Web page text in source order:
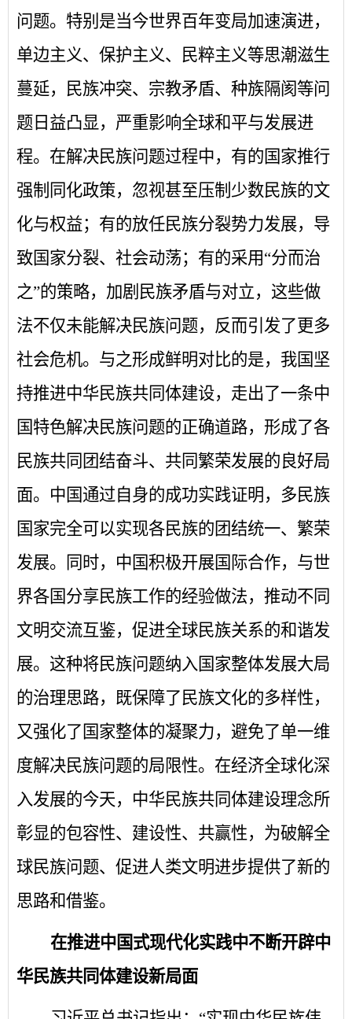
问题。特别是当今世界百年变局加速演进，
单边主义、保护主义、民粹主义等思潮滋生
蔓延，民族冲突、宗教矛盾、种族隔阂等问
题日益凸显，严重影响全球和平与发展进
程。在解决民族问题过程中，有的国家推行
强制同化政策，忽视甚至压制少数民族的文
化与权益；有的放任民族分裂势力发展，导
致国家分裂、社会动荡；有的采用“分而治
之”的策略，加剧民族矛盾与对立，这些做
法不仅未能解决民族问题，反而引发了更多
社会危机。与之形成鲜明对比的是，我国坚
持推进中华民族共同体建设，走出了一条中
国特色解决民族问题的正确道路，形成了各
民族共同团结奋斗、共同繁荣发展的良好局
面。中国通过自身的成功实践证明，多民族
国家完全可以实现各民族的团结统一、繁荣
发展。同时，中国积极开展国际合作，与世
界各国分享民族工作的经验做法，推动不同
文明交流互鉴，促进全球民族关系的和谐发
展。这种将民族问题纳入国家整体发展大局
的治理思路，既保障了民族文化的多样性，
又强化了国家整体的凝聚力，避免了单一维
度解决民族问题的局限性。在经济全球化深
入发展的今天，中华民族共同体建设理念所
彰显的包容性、建设性、共赢性，为破解全
球民族问题、促进人类文明进步提供了新的
思路和借鉴。
在推进中国式现代化实践中不断开辟中
华民族共同体建设新局面